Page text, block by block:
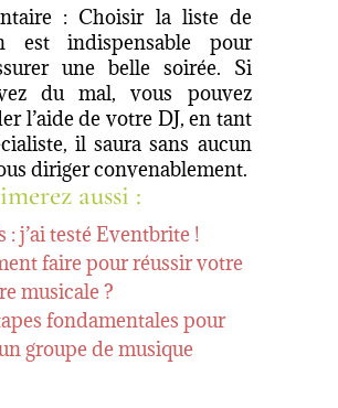
: Choisir la liste de
est indispensable pour
une belle soirée. Si
du mal, vous pouvez
l’aide de votre DJ, en tant
il saura sans aucun
diriger convenablement.
aussi :
: j’ai testé Eventbrite !
faire pour réussir votre
musicale ?
fondamentales pour
groupe de musique